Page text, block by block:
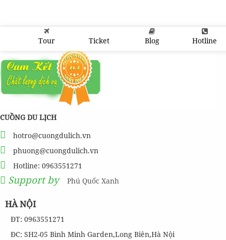
Tour Ticket Blog Hotline
CUỒNG DU LỊCH
hotro@cuongdulich.vn
phuong@cuongdulich.vn
Hotline: 0963551271
Support by Phú Quốc Xanh
HÀ NỘI
ĐT: 0963551271
ĐC: SH2-05 Bình Minh Garden,Long Biên,Hà Nội